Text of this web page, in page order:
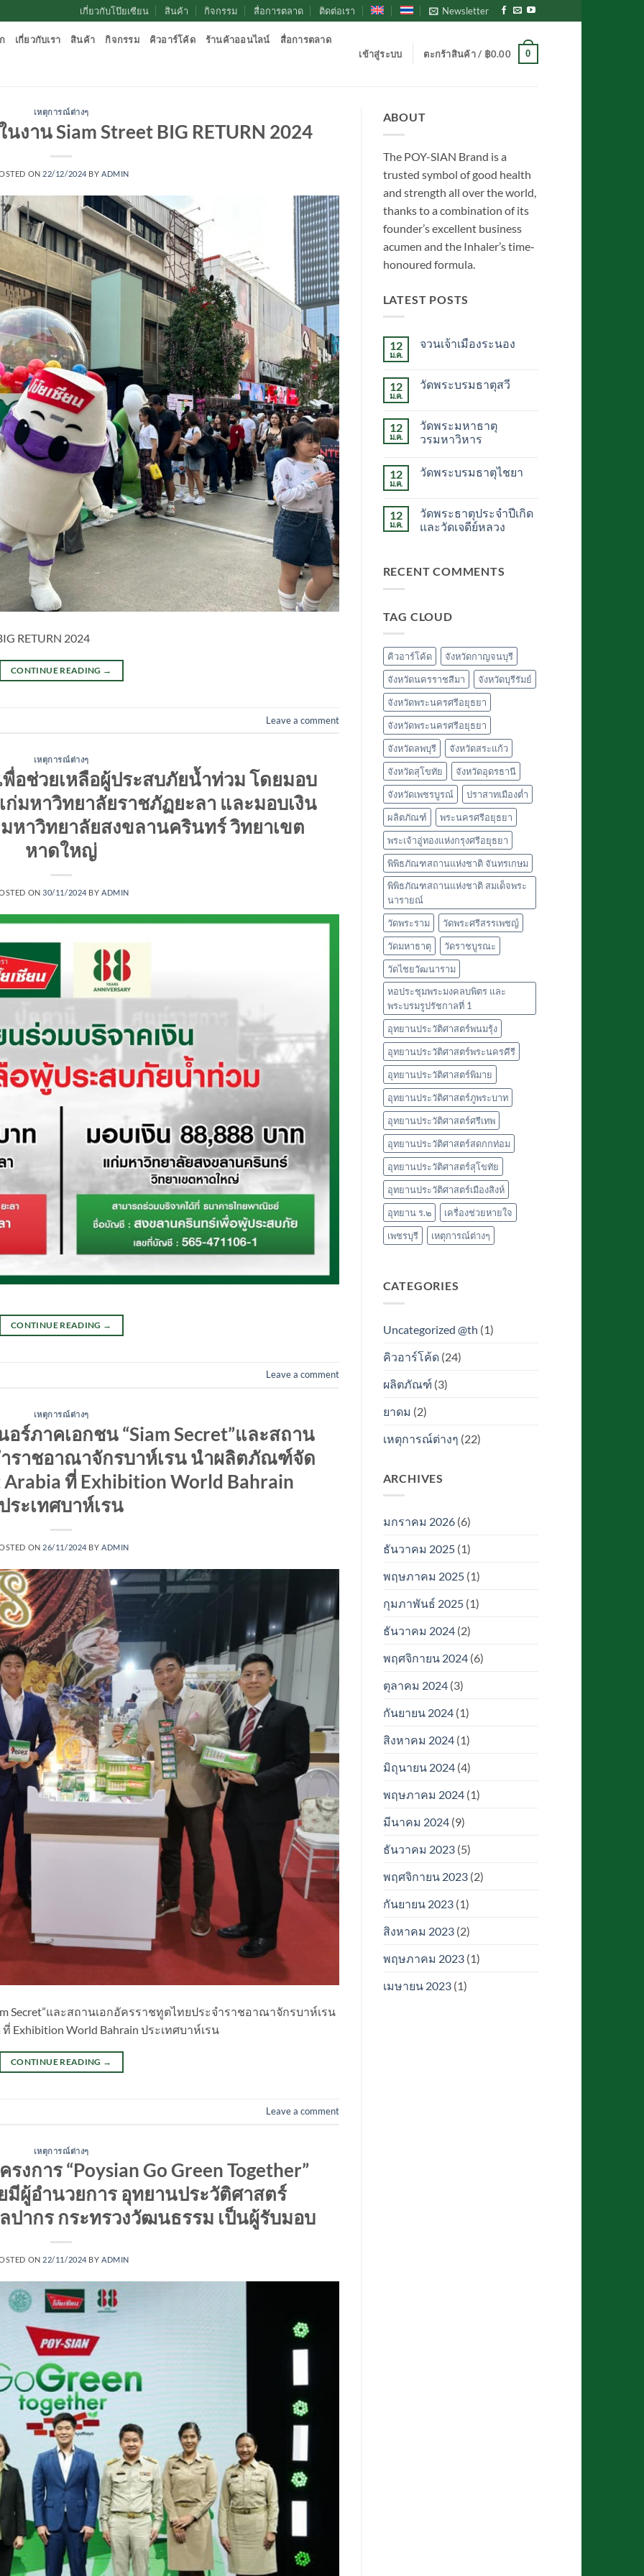
เกี่ยวกับโป๊ยเซียน สินค้า กิจกรรม สื่อการตลาด ติดต่อเรา Newsletter
เกี่ยวกับเรา สินค้า กิจกรรม คิวอาร์โค้ด ร้านค้าออนไลน์
สื่อการตลาด
เข้าสู่ระบบ
ตะกร้าสินค้า / ฿0.00 0
เหตุการณ์ต่างๆ
งาน Siam Street BIG RETURN 2024
ON 22/12/2024 BY ADMIN
RETURN 2024
CONTINUE READING →
Leave a comment
เหตุการณ์ต่างๆ
พื่อช่วยเหลือผู้ประสบภัยน้ำท่วม​ โดยมอบ
ก่มหาวิทยาลัย​ราชภัฏ​ยะลา และมอบเงิน
หาวิทยาลัยสงขลานครินทร์​ วิทยาเขต
หาดใหญ่
ON30/11/2024 BYADMIN
CONTINUE READING →
Leave a comment
เหตุการณ์ต่างๆ
อร์ภาคเอกชน​ “Siam Secret”และสถาน
ราชอาณาจักรบาห์เรน นำผลิตภัณฑ์​จัด
ที่​ Exhibition​ World Bahrain
ระเทศบาห์เรน
ON 26/11/2024 BYADMIN
Secret”และสถานเอกอัครราชทูตไทยประจำราชอาณาจักรบาห์เรน
World Bahrain ประเทศบาห์เรน​
CONTINUE READING →
Leave a comment
เหตุการณ์ต่างๆ
การ “Poysian Go Green Together”
มีผู้อำนวยการ อุทยานประวัติศาสตร์
ปากร กระทรวงวัฒนธรรม เป็นผู้รับมอบ
ON 22/11/2024 BYADMIN
ABOUT
The POY-SIAN Brand is a
trusted symbol of good health
and strength all over the world,
thanks to a combination of its
founder’s excellent business
acumen and the Inhaler’s time­‐
honoured formula.
LATEST POSTS
12
ม.ค.
จวนเจ้าเมืองระนอง
บน
ระนอง
12
ม.ค.
วัดพระบรมธาตุสวี
บน
วัด
พระบรม
12
ม.ค.
วัดพระมหาธาตุ
วรมหาวิหาร
เห็น
มหาธาตุ
วรมหาวิหาร
12
ม.ค.
วัดพระบรมธาตุไชยา
บน
วัด
พระบรม
12
ม.ค.
วัดพระธาตุประจำปีเกิด
และวัดเจดีย์หลวง
บน
วัด
ปี
เจดีย์
หลวง
RECENT COMMENTS
TAG CLOUD
คิวอาร์โค้ด
จังหวัดกาญจนบุรี
จังหวัดนครราชสีมา
จังหวัดบุรีรัมย์
จังหวัดพระนครศรีอยุธยา
จังหวัดพระนครศรีอยุธยา
จังหวัดลพบุรี
จังหวัดสระแก้ว
จังหวัดสุโขทัย
จังหวัดอุดรธานี
จังหวัดเพชรบูรณ์
ปราสาทเมืองต่ำ
ผลิตภัณฑ์
พระนครศรีอยุธยา
พระเจ้าอู่ทองแห่งกรุงศรีอยุธยา
พิพิธภัณฑสถานแห่งชาติ จันทรเกษม
พิพิธภัณฑสถานแห่งชาติ สมเด็จพระ
นารายณ์
วัดพระราม
วัดพระศรีสรรเพชญ์
วัดมหาธาตุ
วัดราชบูรณะ
วัดไชยวัฒนาราม
หอประชุมพระมงคลบพิตร และ
พระบรมรูปรัชกาลที่ 1
อุทยานประวัติศาสตร์พนมรุ้ง
อุทยานประวัติศาสตร์พระนครคีรี
อุทยานประวัติศาสตร์พิมาย
อุทยานประวัติศาสตร์ภูพระบาท
อุทยานประวัติศาสตร์ศรีเทพ
อุทยานประวัติศาสตร์สดกกท่อม
อุทยานประวัติศาสตร์สุโขทัย
อุทยานประวัติศาสตร์เมืองสิงห์
อุทยาน ร.๒
เครื่องช่วยหายใจ
เพชรบุรี
เหตุการณ์ต่างๆ
CATEGORIES
Uncategorized @th (1)
คิวอาร์โค้ด(24)
ผลิตภัณฑ์ (3)
ยาดม (2)
เหตุการณ์ต่างๆ (22)
ARCHIVES
มกราคม 2026(6)
ธันวาคม 2025(1)
พฤษภาคม 2025(1)
กุมภาพันธ์ 2025(1)
ธันวาคม 2024(2)
พฤศจิกายน 2024(6)
ตุลาคม 2024(3)
กันยายน 2024(1)
สิงหาคม 2024(1)
มิถุนายน 2024(4)
พฤษภาคม 2024(1)
มีนาคม 2024(9)
ธันวาคม 2023(5)
พฤศจิกายน 2023(2)
กันยายน 2023(1)
สิงหาคม 2023(2)
พฤษภาคม 2023(1)
เมษายน 2023(1)